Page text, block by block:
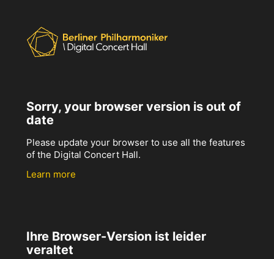
Sorry, your browser version is out of
date
Please update your browser to use all the features
of the Digital Concert Hall.
Learn more
Ihre Browser-Version ist leider
veraltet